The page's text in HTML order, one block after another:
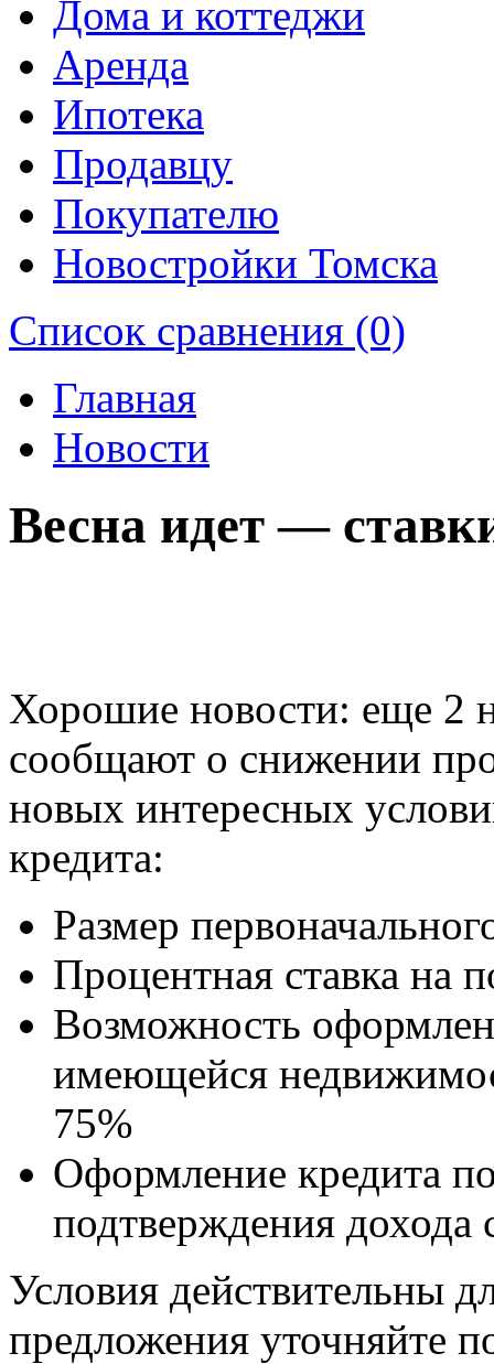
Дома и коттеджи
Аренда
Ипотека
Продавцу
Покупателю
Новостройки Томска
Список сравнения (0)
Главная
Новости
Весна идет —
Хорошие новости: еще 2
сообщают о снижении
новых интересных
кредита:
Размер
Процентная ставка на
Возможность
имеющейся
75%
Оформление кредита
подтверждения
Условия действительны
предложения уточняйте